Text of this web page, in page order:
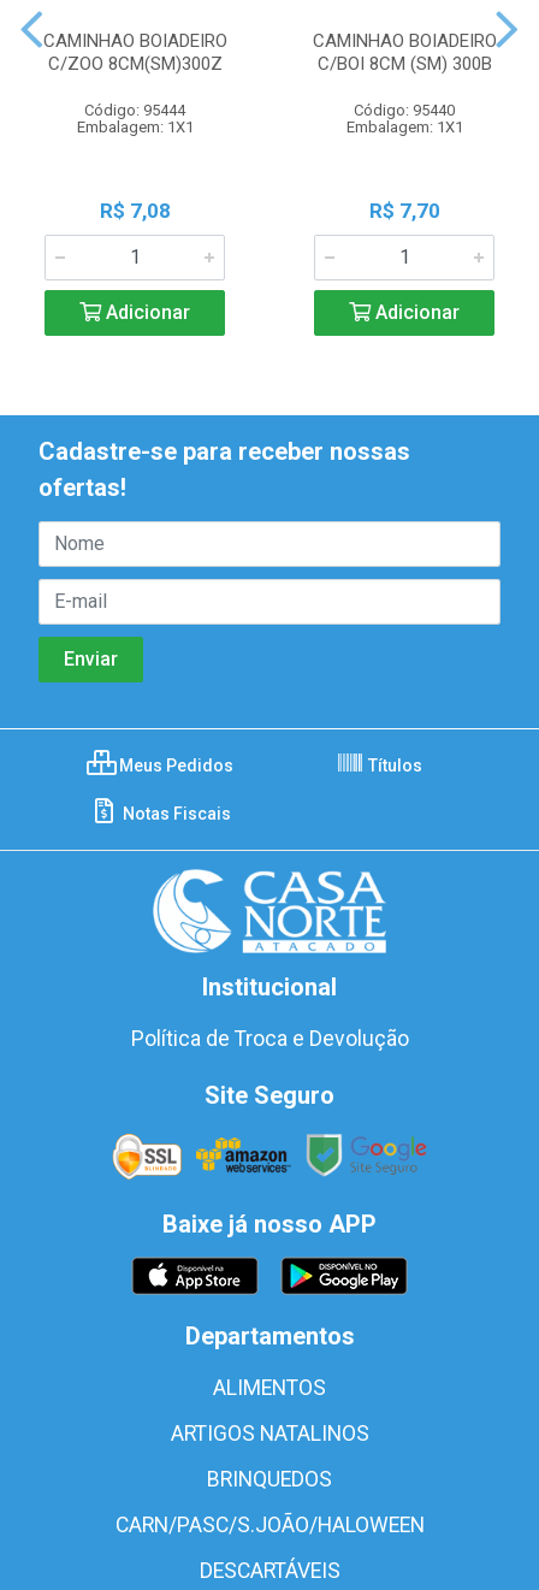
CAMINHAO BOIADEIRO
C/ZOO 8CM(SM)300Z
Código: 95444
Embalagem: 1X1
R$ 7,08
Adicionar
CAMINHAO BOIADEIRO
C/BOI 8CM (SM) 300B
Código: 95440
Embalagem: 1X1
R$ 7,70
Adicionar
Cadastre-se para receber nossas
ofertas!
Meus Pedidos Títulos
Notas Fiscais
Institucional
Política de Troca e Devolução
Site Seguro
Baixe já nosso APP
Departamentos
ALIMENTOS
ARTIGOS NATALINOS
BRINQUEDOS
CARN/PASC/S.JOÃO/HALOWEEN
DESCARTÁVEIS